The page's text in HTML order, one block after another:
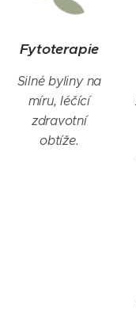
Fytoterapie
Silné byliny na
míru, léčící
zdravotní
obtíže.